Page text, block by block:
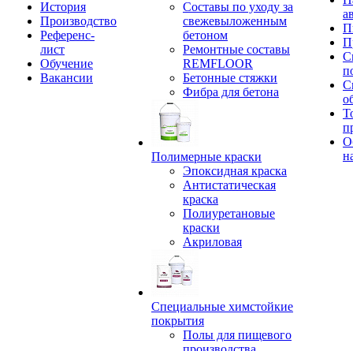
История
Производство
Референс-
лист
Обучение
Вакансии
Составы по уходу за
свежевыложенным
бетоном
Ремонтные составы
REMFLOOR
Бетонные стяжки
Фибра для бетона
Полимерные краски
Эпоксидная краска
Антистатическая
краска
Полиуретановые
краски
Акриловая
Специальные химстойкие
покрытия
Полы для пищевого